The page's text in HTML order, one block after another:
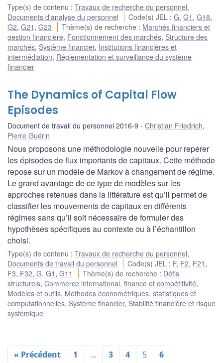
Type(s) de contenu : Travaux de recherche du personnel,
Documents d'analyse du personnel
Code(s) JEL :G,G1 ,G18,
G2, G21 , G23 Thème(s) de recherche : Marchés financiers et
gestion financière, Fonctionnement des marchés, Structure des
marchés, Système financier, Institutions financières et
intermédiation, Réglementation et surveillance du système
financier
The Dynamics of Capital Flow
Episodes
Document de travail du personnel 2016-9 Christian Friedrich,
Pierre Guérin
Nous proposons une méthodologie nouvelle pour repérer
les épisodes de flux importants de capitaux. Cette méthode
repose sur un modèle de Markov à changement de régime.
Le grand avantage de ce type de modèles sur les
approches retenues dans la littérature est qu’il permet de
classifier les mouvements de capitaux en différents
régimes sans qu’il soit nécessaire de formuler des
hypothèses spécifiques au contexte ou à l’échantillon
choisi.
Type(s) de contenu : Travaux de recherche du personnel,
Documents de travail du personnel
Code(s) JEL : F, F2, F21 ,
F3, F32, G, G1 , G11 Thème(s) de recherche : Défis
structurels, Commerce international, finance et compétitivité,
Modèles et outils, Méthodes économétriques, statistiques et
computationnelles, Système financier, Stabilité financière et risque
systémique
« Précédent 1 … 3 4 5
6